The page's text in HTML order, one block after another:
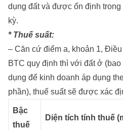
dụng đất và được ổn định
kỳ.
* Thuế suất:
– Căn cứ điểm a, khoản 1,
BTC quy định thì với đất ở
dụng để kinh doanh áp dụng
phần), thuế suất sẽ được xác
Bậc
thuế
Diện tích tính thuế